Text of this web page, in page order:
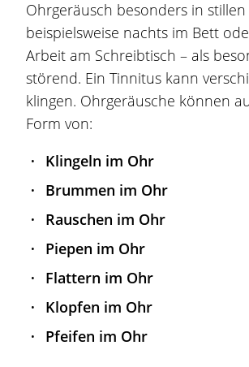
Ohrgeräusch besonders in
beispielsweise nachts im Bett
Arbeit am Schreibtisch – als
störend. Ein Tinnitus kann
klingen. Ohrgeräusche können
Form von:
Klingeln im Ohr
Brummen im Ohr
Rauschen im Ohr
Piepen im Ohr
Flattern im Ohr
Klopfen im Ohr
Pfeifen im Ohr